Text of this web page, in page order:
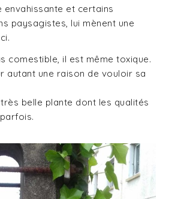
envahissante et certains
paysagistes, lui mènent une
comestible, il est même toxique.
autant une raison de vouloir sa
belle plante dont les qualités